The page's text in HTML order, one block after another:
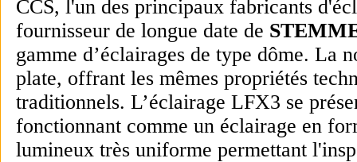
CCS, l'un des principaux fabricants
fournisseur de longue date de
gamme d’éclairages de type dôme. La
plate, offrant les mêmes propriétés
traditionnels. L’éclairage LFX3 se
fonctionnant comme un éclairage en
lumineux très uniforme permettant